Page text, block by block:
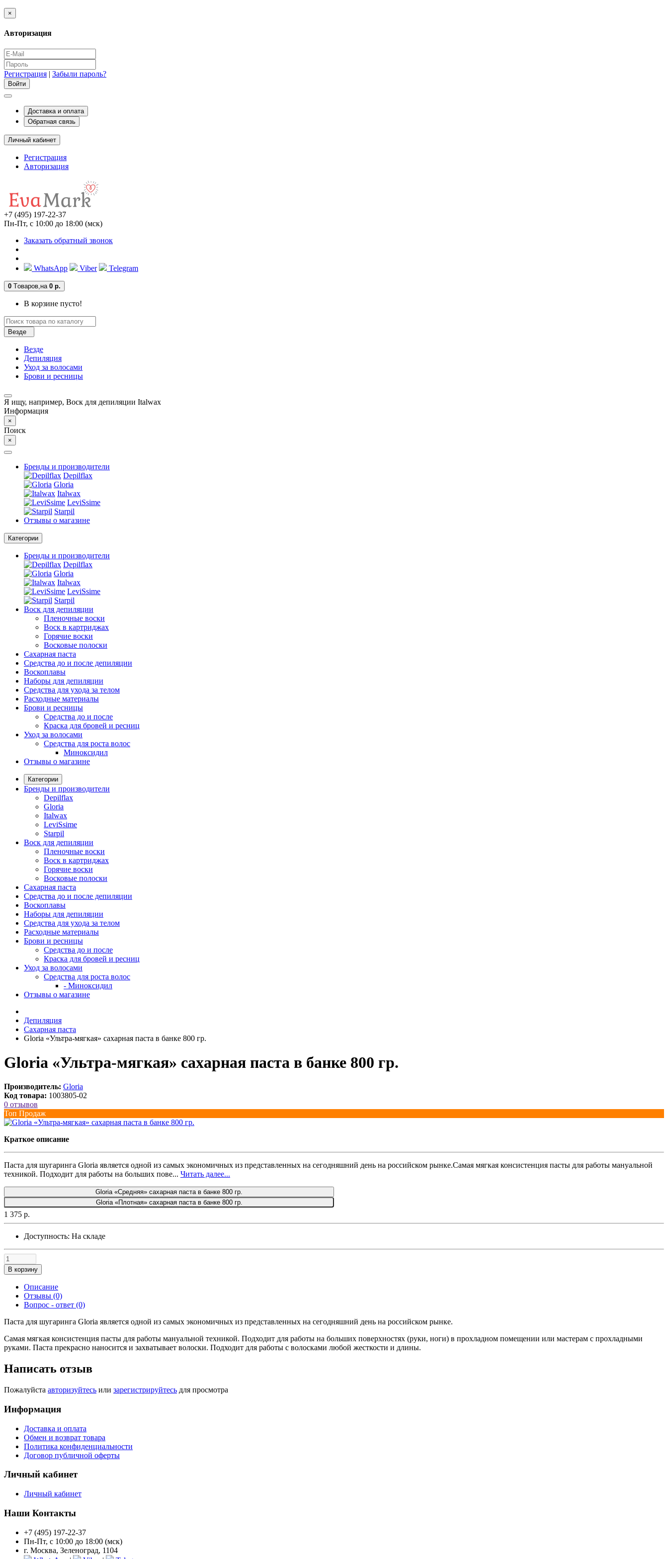
×
Авторизация
Регистрация | Забыли пароль?
Доставка и оплата
Обратная связь
Личный кабинет
Регистрация
Авторизация
+7 (495) 197-22-37
Пн-Пт, с 10:00 до 18:00 (мск)
Заказать обратный звонок
WhatsApp Viber Telegram
0 Tоваров, на 0 р.
В корзине пусто!
Везде
Везде
Депиляция
Уход за волосами
Брови и ресницы
Я ищу, например, Воск для депиляции Italwax
Информация
×
Поиск
×
Бренды и производители
Depilflax
Gloria
Italwax
LeviSsime
Starpil
Отзывы о магазине
Категории
Бренды и производители
Depilflax
Gloria
Italwax
LeviSsime
Starpil
Воск для депиляции
Пленочные воски
Воск в картриджах
Горячие воски
Восковые полоски
Сахарная паста
Средства до и после депиляции
Воскоплавы
Наборы для депиляции
Средства для ухода за телом
Расходные материалы
Брови и ресницы
Средства до и после
Краска для бровей и ресниц
Уход за волосами
Средства для роста волос
Миноксидил
Отзывы о магазине
Категории
Бренды и производители
Depilflax
Gloria
Italwax
LeviSsime
Starpil
Воск для депиляции
Пленочные воски
Воск в картриджах
Горячие воски
Восковые полоски
Сахарная паста
Средства до и после депиляции
Воскоплавы
Наборы для депиляции
Средства для ухода за телом
Расходные материалы
Брови и ресницы
Средства до и после
Краска для бровей и ресниц
Уход за волосами
Средства для роста волос
- Миноксидил
Отзывы о магазине
Депиляция
Сахарная паста
Gloria «Ультра-мягкая» сахарная паста в банке 800 гр.
Gloria «Ультра-мягкая» сахарная паста в банке 800 гр.
Производитель: Gloria
Код товара: 1003805-02
0 отзывов
Топ Продаж
Краткое описание
Паста для шугаринга Gloria является одной из самых экономичных из представленных на сегодняшний день на российском рынке.Самая мягкая консистенция пасты для работы мануальной
техникой. Подходит для работы на больших пове... Читать далее...
Gloria «Средняя» сахарная паста в банке 800 гр.
Gloria «Плотная» сахарная паста в банке 800 гр.
1 375 р.
Доступность: На складе
В корзину
Описание
Отзывы (0)
Вопрос - ответ (0)
Паста для шугаринга Gloria является одной из самых экономичных из представленных на сегодняшний день на российском рынке.
Самая мягкая консистенция пасты для работы мануальной техникой. Подходит для работы на больших поверхностях (руки, ноги) в прохладном помещении или мастерам с прохладными
руками. Паста прекрасно наносится и захватывает волоски. Подходит для работы с волосками любой жесткости и длины.
Написать отзыв
Пожалуйста авторизуйтесь или зарегистрируйтесь для просмотра
Информация
Доставка и оплата
Обмен и возврат товара
Политика конфиденциальности
Договор публичной оферты
Личный кабинет
Личный кабинет
Наши Контакты
+7 (495) 197-22-37
Пн-Пт, с 10:00 до 18:00 (мск)
г. Москва, Зеленоград, 1104